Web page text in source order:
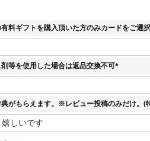
料ギフトを購入頂いた方のみカードをご選
等を使用した場合は返品交換不可
(
須
がもらえます。※レビュー投稿のみだけ。(